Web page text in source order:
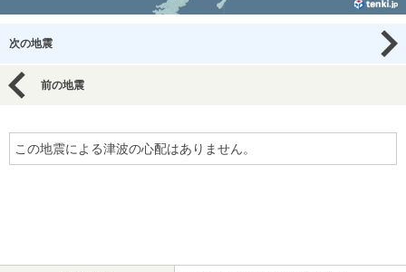
次の地震
前の地震
この地震による津波の心配はありません。